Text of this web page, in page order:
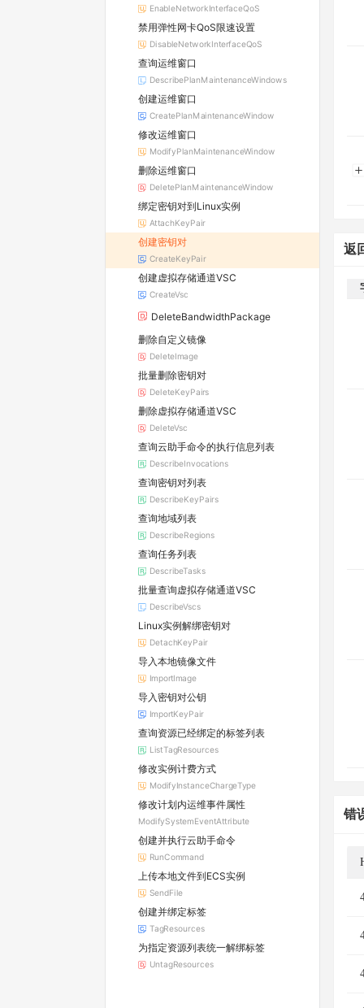
EnableNetworkInterfaceQoS
禁用弹性网卡QoS限速设置
DisableNetworkInterfaceQoS
查询运维窗口
DescribePlanMaintenanceWindows
创建运维窗口
CreatePlanMaintenanceWindow
修改运维窗口
ModifyPlanMaintenanceWindow
删除运维窗口
DeletePlanMaintenanceWindow
绑定密钥对到Linux实例
AttachKeyPair
创建密钥对
CreateKeyPair
创建虚拟存储通道VSC
CreateVsc
DeleteBandwidthPackage
删除自定义镜像
DeleteImage
批量删除密钥对
DeleteKeyPairs
删除虚拟存储通道VSC
DeleteVsc
查询云助手命令的执行信息列表
DescribeInvocations
查询密钥对列表
DescribeKeyPairs
查询地域列表
DescribeRegions
查询任务列表
DescribeTasks
批量查询虚拟存储通道VSC
DescribeVscs
Linux实例解绑密钥对
DetachKeyPair
导入本地镜像文件
ImportImage
导入密钥对公钥
ImportKeyPair
查询资源已经绑定的标签列表
ListTagResources
修改实例计费方式
ModifyInstanceChargeType
修改计划内运维事件属性
ModifySystemEventAttribute
创建并执行云助手命令
RunCommand
上传本地文件到ECS实例
SendFile
创建并绑定标签
TagResources
为指定资源列表统一解绑标签
UntagResources
返
错